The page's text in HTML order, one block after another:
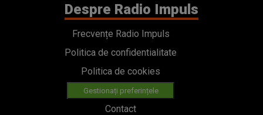
Despre Radio Impuls
Frecvențe Radio Impuls
Politica de confidentialitate
Politica de cookies
Gestionați preferințele
Contact